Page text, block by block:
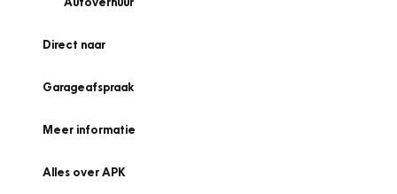
Direct naar
Garageafspraak
Meer informatie
Alles over APK